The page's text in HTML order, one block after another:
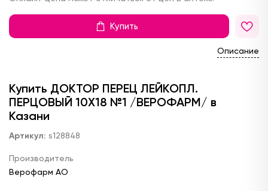
Купить
Описание
Купить ДОКТОР ПЕРЕЦ ЛЕЙКОПЛ.
ПЕРЦОВЫЙ 10X18 №1 /ВЕРОФАРМ/ в
Казани
Артикул: s128848
Производитель
Верофарм АО